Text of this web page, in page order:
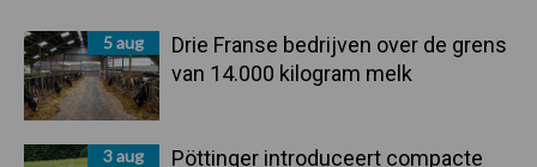
5 aug
Drie Franse bedrijven over de grens
van 14.000 kilogram melk
3 aug
Pöttinger introduceert compacte